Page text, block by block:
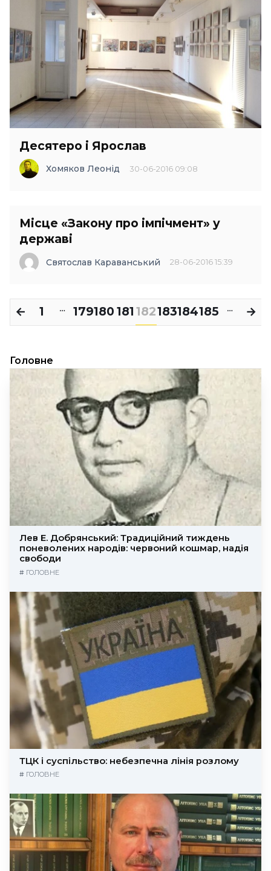
Десятеро і Ярослав
Хомяков Леонід 30-06-2016 09:08
Місце «Закону про імпічмент» у
державі
Святослав Караванський 28-06-2016 15:39
← 1 … 179180 181 182183184185 … →
Головне
Лев Е. Добрянський: Традиційний тиждень
поневолених народів: червоний кошмар, надія
свободи
# ГОЛОВНЕ
ТЦК і суспільство: небезпечна лінія розлому
# ГОЛОВНЕ